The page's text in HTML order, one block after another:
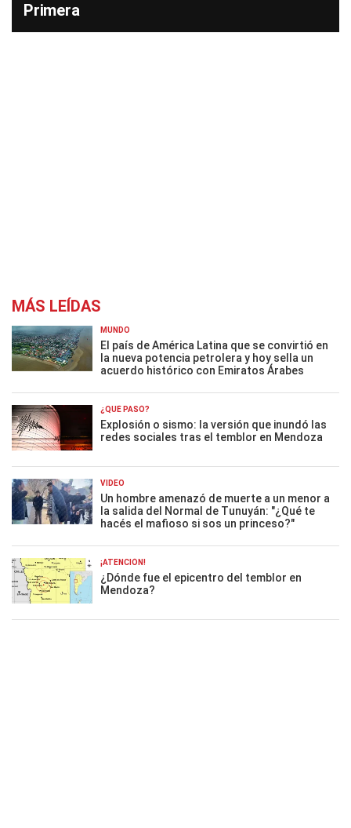
Primera
MÁS LEÍDAS
MUNDO
El país de América Latina que se convirtió en
la nueva potencia petrolera y hoy sella un
acuerdo histórico con Emiratos Árabes
¿QUÉ PASÓ?
Explosión o sismo: la versión que inundó las
redes sociales tras el temblor en Mendoza
VIDEO
Un hombre amenazó de muerte a un menor a
la salida del Normal de Tunuyán: "¿Qué te
hacés el mafioso si sos un princeso?"
¡ATENCIÓN!
¿Dónde fue el epicentro del temblor en
Mendoza?